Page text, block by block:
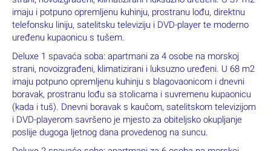
grupe do 6 osoba.
Deluxe studio apartman: apartmani za dvije osobe na morskoj
strani, novoizgrađeni, klimatizirani i luksuzno uređeni. U 37 m2
imaju i potpuno opremljenu kuhinju, prostranu lođu, direktnu
telefonsku liniju, satelitsku televiziju i DVD-player te moderno
uređenu kupaonicu s tušem.
Deluxe 1 spavaća soba: apartmani za 4 osobe na morskoj
strani, novoizgrađeni, klimatizirani i luksuzno uređeni. U 68 m2
imaju potpuno opremljenu kuhinju s blagovaonicom i dnevni
boravak, prostranu lođu sa stolicama i suvremenu kupaonicu
(kada i tuš). Dnevni boravak s kaučom, satelitskom televizijom